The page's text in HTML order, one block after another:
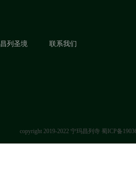
昌列圣境 联系我们
copyright 2019-2022 宁玛昌列寺 蜀ICP备